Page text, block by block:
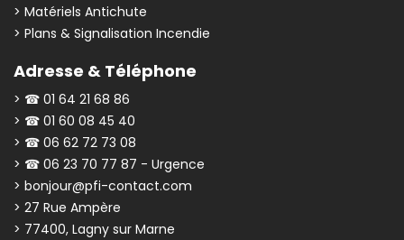
> Matériels Antichute
> Plans & Signalisation Incendie
Adresse & Téléphone
> ☎ 01 64 21 68 86
> ☎ 01 60 08 45 40
> ☎ 06 62 72 73 08
> ☎ 06 23 70 77 87 - Urgence
> bonjour@pfi-contact.com
> 27 Rue Ampère
> 77400, Lagny sur Marne